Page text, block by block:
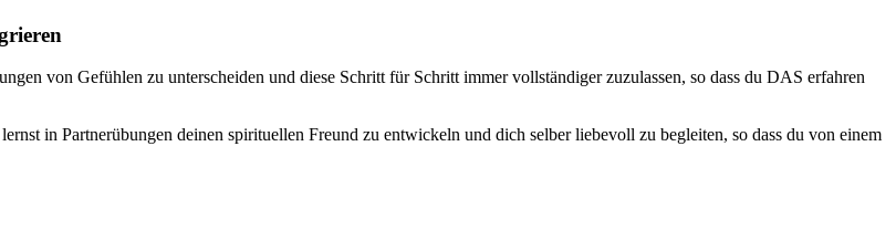
von Gefühlen zu unterscheiden und diese Schritt für Schritt immer vollständiger zuzulassen, so dass du DAS erfahren
in Partnerübungen deinen spirituellen Freund zu entwickeln und dich selber liebevoll zu begleiten, so dass du von einem